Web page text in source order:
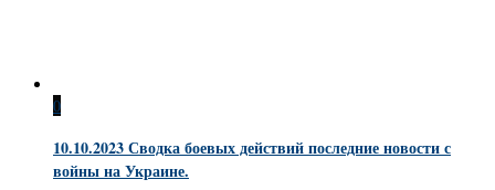
0
10.10.2023 Сводка боевых действий последние новости с
войны на Украине.